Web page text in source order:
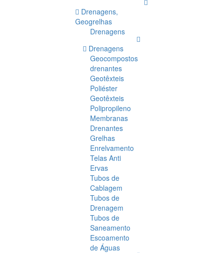
Drenagens,
Geogrelhas
Drenagens
Drenagens
Geocompostos
drenantes
Geotêxteis
Poliéster
Geotêxteis
Polipropileno
Membranas
Drenantes
Grelhas
Enrelvamento
Telas Anti
Ervas
Tubos de
Cablagem
Tubos de
Drenagem
Tubos de
Saneamento
Escoamento
de Águas